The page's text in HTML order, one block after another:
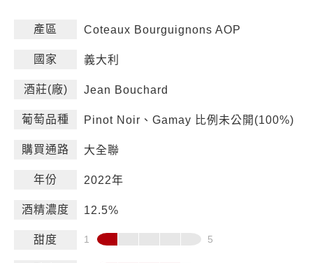
產區 Coteaux Bourguignons AOP
國家 義大利
酒莊(廠) Jean Bouchard
葡萄品種 Pinot Noir、Gamay 比例未公開(100%)
購買通路 大全聯
年份 2022年
酒精濃度 12.5%
甜度